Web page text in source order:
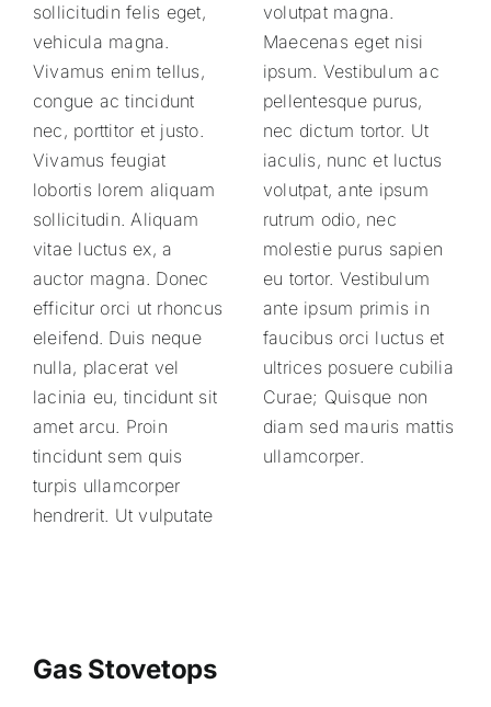
sollicitudin felis eget,
vehicula magna.
Vivamus enim tellus,
congue ac tincidunt
nec, porttitor et justo.
Vivamus feugiat
lobortis lorem aliquam
sollicitudin. Aliquam
vitae luctus ex, a
auctor magna. Donec
efficitur orci ut rhoncus
eleifend. Duis neque
nulla, placerat vel
lacinia eu, tincidunt sit
amet arcu. Proin
tincidunt sem quis
turpis ullamcorper
hendrerit. Ut vulputate
volutpat magna.
Maecenas eget nisi
ipsum. Vestibulum ac
pellentesque purus,
nec dictum tortor. Ut
iaculis, nunc et luctus
volutpat, ante ipsum
rutrum odio, nec
molestie purus sapien
eu tortor. Vestibulum
ante ipsum primis in
faucibus orci luctus et
ultrices posuere cubilia
Curae; Quisque non
diam sed mauris mattis
ullamcorper.
Gas Stovetops